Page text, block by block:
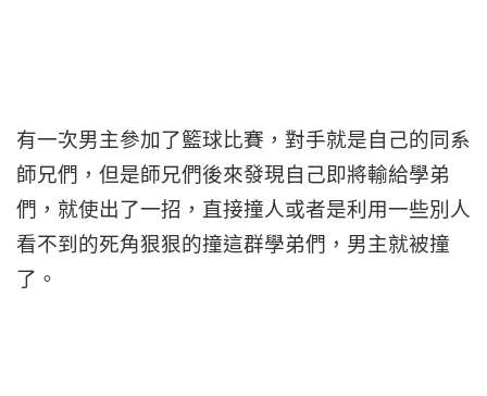
有一次男主參加了籃球比賽，對手就是自己的同系
師兄們，但是師兄們後來發現自己即將輸給學弟
們，就使出了一招，直接撞人或者是利用一些別人
看不到的死角狠狠的撞這群學弟們，男主就被撞
了。